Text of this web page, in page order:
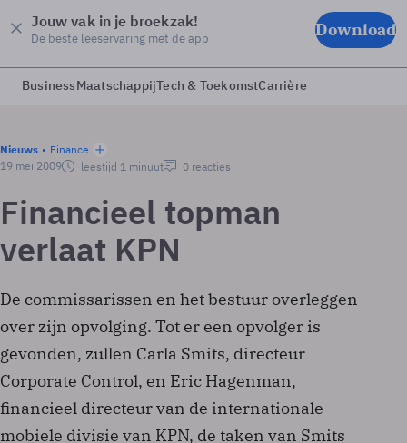
Jouw vak in je broekzak!
De beste leeservaring met de app Download
BusinessMaatschappijTech & ToekomstCarrière
Nieuws
Finance
19 mei 2009
leestijd 1 minuut 0 reacties
Financieel topman
verlaat KPN
De commissarissen en het bestuur overleggen
over zijn opvolging. Tot er een opvolger is
gevonden, zullen Carla Smits, directeur
Corporate Control, en Eric Hagenman,
financieel directeur van de internationale
mobiele divisie van KPN, de taken van Smits